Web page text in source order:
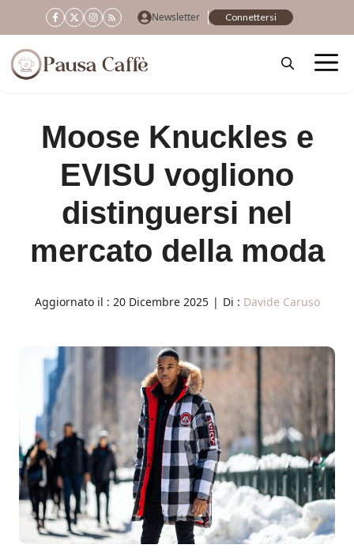
al
contenuto
Newsletter Connettersi
Moose Knuckles e
EVISU vogliono
distinguersi nel
mercato della moda
Aggiornato il : 20 Dicembre 2025 | Di : Davide Caruso